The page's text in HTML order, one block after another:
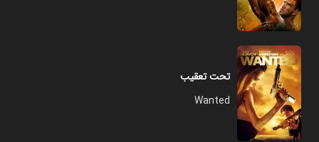
تحت تعقیب
Wanted